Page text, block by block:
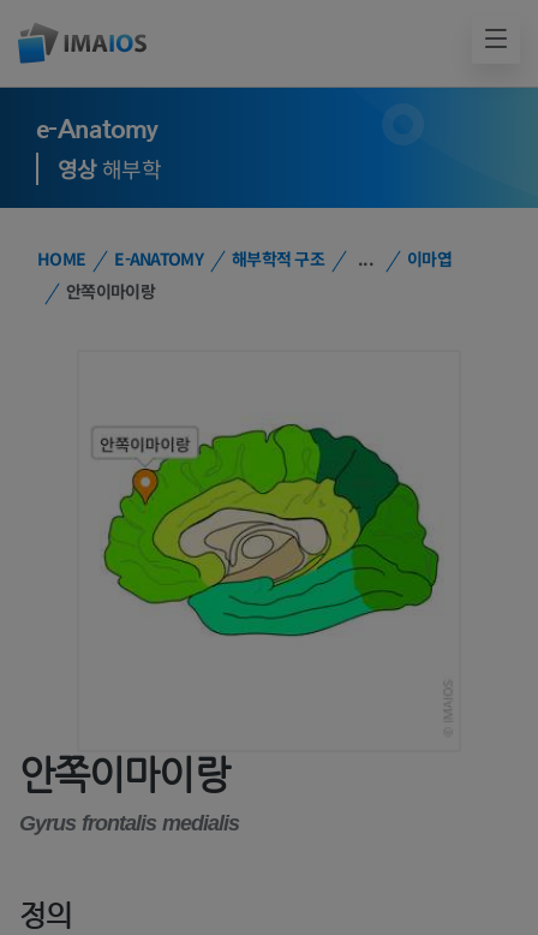
e-Anatomy
영상해부학
HOME E-ANATOMY 해부학적 구조 ...
이마엽
안쪽이마이랑
안쪽이마이랑
Gyrus frontalis medialis
정의